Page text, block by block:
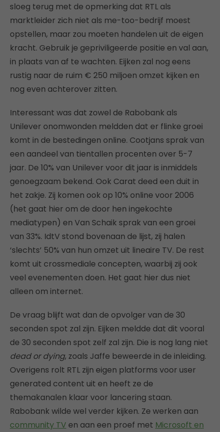
sloeg terug met de opmerking dat RTL als
marktleider zich niet als me-too-bedrijf moest
opstellen, maar zou moeten handelen uit de eigen
kracht. Gebruik je gepriviligeerde positie en val aan,
in plaats van af te wachten. Eijken zal nog eens
rustig naar de ruim € 250 miljoen omzet kijken en
nog even achterover zitten.
Interessant was dat zowel de Rabobank als
Unilever onomwonden meldden dat er flinke groei
komt in de bestedingen online. Cootjans sprak van
een aandeel van tientallen procenten over 5-7
jaar. De 10% van Unilever voor dit jaar is inmiddels
genoegzaam bekend. Ook Carat deed een duit in
het zakje. Zij komen ook op 10% online voor 2006
(het gaat hier om de door hen ingekochte
mediatypen) en Van Schaik sprak van een groei
van 33%. IdtV stond bovenaan de lijst, zij halen
‘slechts’ 50% van hun omzet uit lineaire TV. De rest
komt uit crossmediale concepten, waarbij zij ook
veel evenementen doen. Het gaat hier dus niet
alleen om internet.
De vraag blijft wat dan de opvolger van de 30
seconden spot zal zijn. Eijken meldde dat dit vooral
de 30 seconden spot zelf zal zijn. Die is nog lang niet
dead or dying, zoals Jaffe beweerde in de inleiding.
Overigens rolt RTL zijn eigen platforms voor user
generated content uit en heeft ze de
themakanalen klaar voor lancering staan.
Rabobank wilde wel verder kijken. Ze werken aan
community TV en aan een proef met Microsoft en